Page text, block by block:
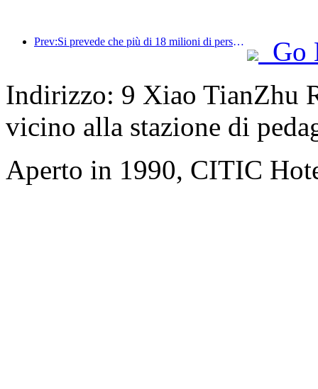
Prev:Si prevede che più di 18 milioni di persone entreranno e usciranno dal Paese durante i 9 giorni di festività della Festa di Primavera.
Go
Indirizzo: 9 Xiao TianZhu
vicino alla stazione di
Aperto in 1990, CITIC